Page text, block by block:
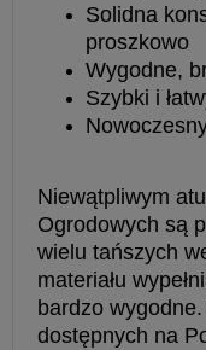
Solidna
proszkowo
Wygodne,
Szybki i
Niewątpliwym
Ogrodowych są
wielu tańszych
materiału
bardzo
dostępnych na